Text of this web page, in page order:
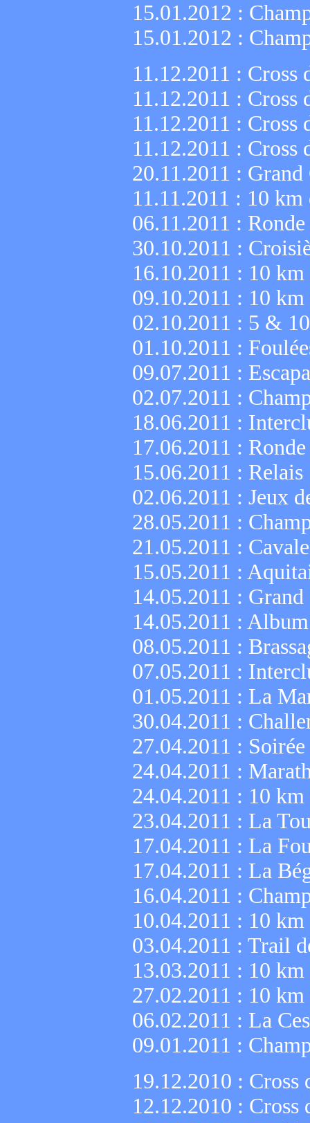
15.01.2012 :
15.01.2012 :
11.12.2011 : Cross
11.12.2011 : Cross
11.12.2011 : Cross
11.12.2011 : Cross
20.11.2011 : Grand
11.11.2011 : 10 km
06.11.2011 :
30.10.2011 :
16.10.2011 : 10 km
09.10.2011 : 10
02.10.2011 : 5 &
01.10.2011 :
09.07.2011 :
02.07.2011 :
18.06.2011 :
17.06.2011 :
15.06.2011 :
02.06.2011 : Jeux
28.05.2011 :
21.05.2011 :
15.05.2011 :
14.05.2011 : Grand
14.05.2011 : Album
08.05.2011 :
07.05.2011 :
01.05.2011 : La
30.04.2011 :
27.04.2011 :
24.04.2011 :
24.04.2011 : 10
23.04.2011 : La
17.04.2011 : La
17.04.2011 : La
16.04.2011 :
10.04.2011 : 10
03.04.2011 : Trail
13.03.2011 : 10 km
27.02.2011 : 10 km
06.02.2011 : La
09.01.2011 :
19.12.2010 : Cross
12.12.2010 : Cross